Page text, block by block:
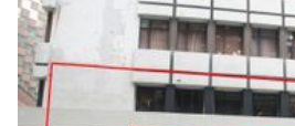
Maison / Villa / Hôtel Particulier
Restaurant / Bar / Café